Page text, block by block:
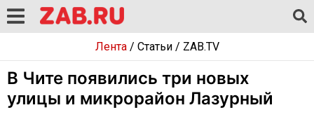
Лента/ Статьи/ ZAB.TV
В Чите появились три новых
улицы и микрорайон Лазурный